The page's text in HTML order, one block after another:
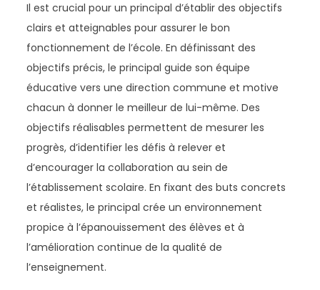
Il est crucial pour un principal d’établir des objectifs
clairs et atteignables pour assurer le bon
fonctionnement de l’école. En définissant des
objectifs précis, le principal guide son équipe
éducative vers une direction commune et motive
chacun à donner le meilleur de lui-même. Des
objectifs réalisables permettent de mesurer les
progrès, d’identifier les défis à relever et
d’encourager la collaboration au sein de
l’établissement scolaire. En fixant des buts concrets
et réalistes, le principal crée un environnement
propice à l’épanouissement des élèves et à
l’amélioration continue de la qualité de
l’enseignement.